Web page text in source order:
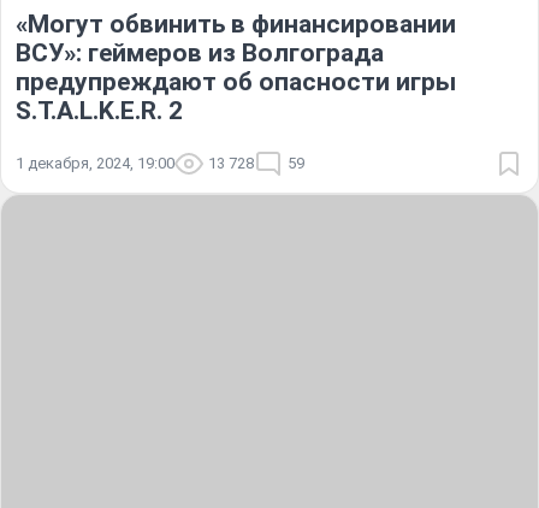
«Могут обвинить в финансировании
ВСУ»: геймеров из Волгограда
предупреждают об опасности игры
S.T.A.L.K.E.R. 2
1 декабря, 2024, 19:00 13 728 59